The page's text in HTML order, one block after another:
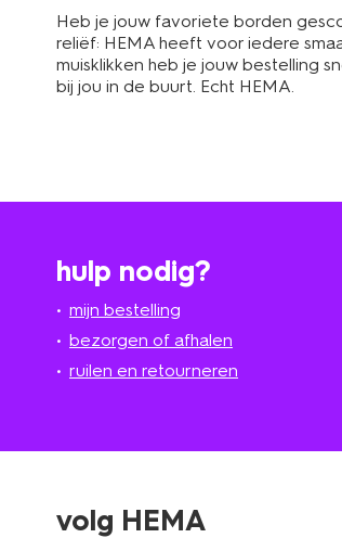
Heb je jouw favoriete borden
reliëf: HEMA heeft voor iedere
muisklikken heb je jouw bestelling
bij jou in de buurt. Echt HEMA.
hulp nodig?
mijn bestelling
bezorgen of afhalen
ruilen en retourneren
volg HEMA